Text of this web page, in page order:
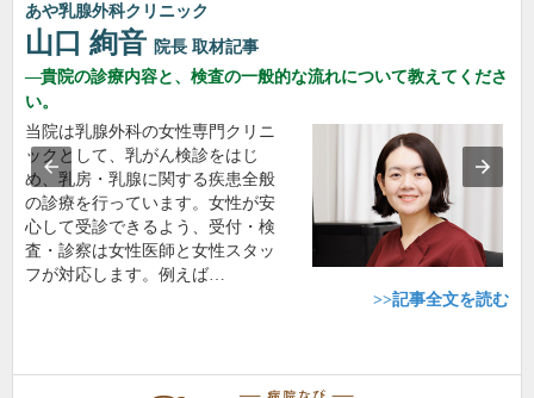
あや乳腺外科クリニック
山口 絢音 院長 取材記事
貴院の診療内容と、検査の一般的な流れについて教えてくださ
い。
当院は乳腺外科の女性専門クリニ
ックとして、乳がん検診をはじ
め、乳房・乳腺に関する疾患全般
の診療を行っています。女性が安
心して受診できるよう、受付・検
査・診察は女性医師と女性スタッ
フが対応します。例えば…
>>記事全文を読む